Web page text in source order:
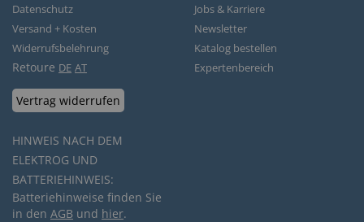
Datenschutz
Versand + Kosten
Widerrufsbelehrung
Retoure DE AT
Vertrag widerrufen
HINWEIS NACH DEM
ELEKTROG UND
BATTERIEHINWEIS:
Batteriehinweise finden Sie
in den AGB und hier.
Jobs & Karriere
Newsletter
Katalog bestellen
Expertenbereich